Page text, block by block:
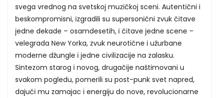
svega vrednog na svetskoj muzičkoj sceni. Autentični i
beskompromisni, izgradili su supersonični zvuk čitave
jedne dekade – osamdesetih, i čitave jedne scene –
velegrada New Yorka, zvuk neurotične i užurbane
moderne džungle i jedne civilizacije na zalasku.
Sintezom starog i novog, drugačije naštimovani u
svakom pogledu, pomerili su post-punk svet napred,
dajući mu zamajac i energiju do nove, revolucionarne